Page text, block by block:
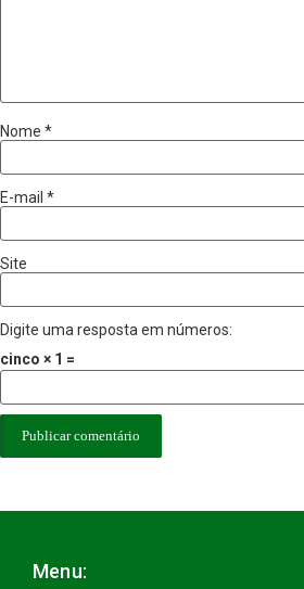
Nome *
E-mail *
Site
Digite uma resposta em números:
cinco × 1 =
Menu: